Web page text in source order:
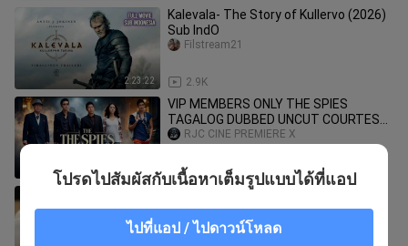
2:23:22
Kalevala- The Story of Kullervo (2026)
Sub IndO
2.9K
Filstream21
6:16
VIP MEMBERS ONLY THE SPIES
TAGALOG DUBBED UNCUT COURTESY
OF RJC CINE
11.8K
RJC CINE PREMIERE X
Share ko lng Vid ng Baby ko!!
CINEMAWAN
โปรดไปสัมผัสกับเนื้อหาเต็มรูปแบบได้ที่แอป
ไปที่แอป / ไปดาวน์โหลด